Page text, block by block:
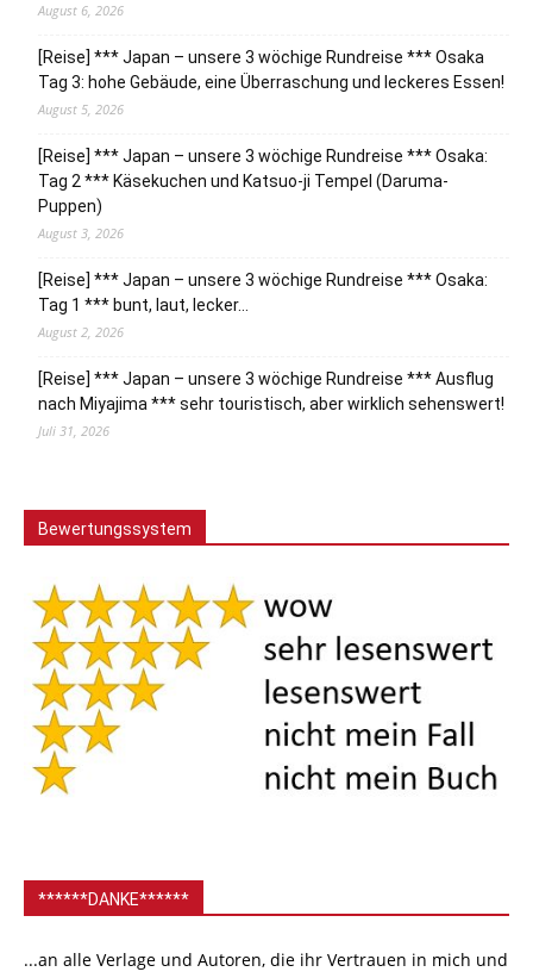
August 6, 2026
[Reise] *** Japan – unsere 3 wöchige Rundreise *** Osaka
Tag 3: hohe Gebäude, eine Überraschung und leckeres Essen!
August 5, 2026
[Reise] *** Japan – unsere 3 wöchige Rundreise *** Osaka:
Tag 2 *** Käsekuchen und Katsuo-ji Tempel (Daruma-
Puppen)
August 3, 2026
[Reise] *** Japan – unsere 3 wöchige Rundreise *** Osaka:
Tag 1 *** bunt, laut, lecker…
August 2, 2026
[Reise] *** Japan – unsere 3 wöchige Rundreise *** Ausflug
nach Miyajima *** sehr touristisch, aber wirklich sehenswert!
Juli 31, 2026
Bewertungssystem
******DANKE******
...an alle Verlage und Autoren, die ihr Vertrauen in mich und